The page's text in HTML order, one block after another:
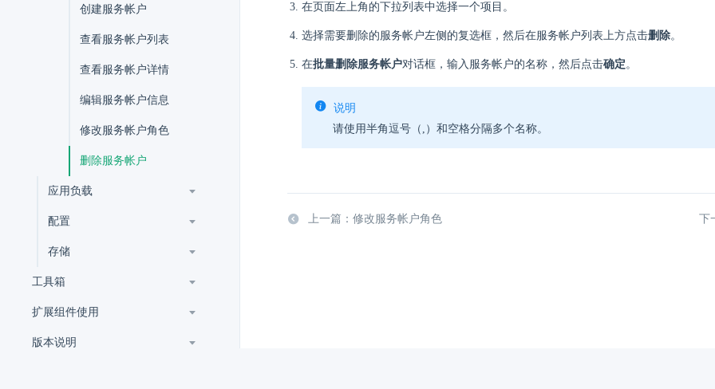
创建服务帐户
查看服务帐户列表
查看服务帐户详情
编辑服务帐户信息
修改服务帐户角色
删除服务帐户
应用负载
配置
存储
工具箱
扩展组件使用
版本说明
在页面左上角的下拉列表中选择一个项目。
选择需要删除的服务帐户左侧的复选框，然后在服务帐户列表上方点击删除。
在批量删除服务帐户对话框，输入服务帐户的名称，然后点击确定。
说明
请使用半角逗号（,）和空格分隔多个名称。
上一篇：修改服务帐户角色 下